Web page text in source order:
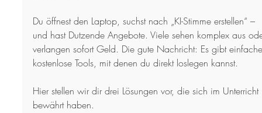
Du öffnest den Laptop, suchst nach „KI-Stimme erstellen“ –
und hast Dutzende Angebote. Viele sehen komplex aus
verlangen sofort Geld. Die gute Nachricht: Es gibt
kostenlose Tools, mit denen du direkt loslegen kannst.
Hier stellen wir dir drei Lösungen vor, die sich im Unterricht
bewährt haben.